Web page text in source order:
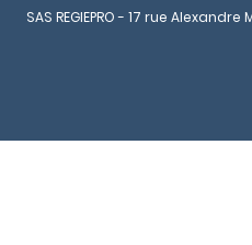
SAS REGIEPRO - 17 rue